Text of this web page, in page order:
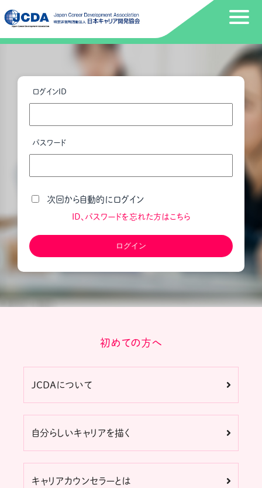
ログインID
パスワード
次回から自動的にログイン
ID、パスワードを忘れた方はこちら
初めての方へ
JCDAについて
自分らしいキャリアを描く
キャリアカウンセラーとは